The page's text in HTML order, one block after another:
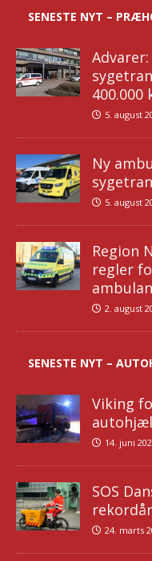
SENESTE NYT –
5. august
Ny
5. august
Region
regler
2. august
SENESTE NYT –
Viking
14. juni
SOS
rekordår
24. marts